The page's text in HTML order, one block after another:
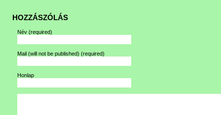
HOZZÁSZÓLÁS
Név (required)
Mail (will not be published) (required)
Honlap